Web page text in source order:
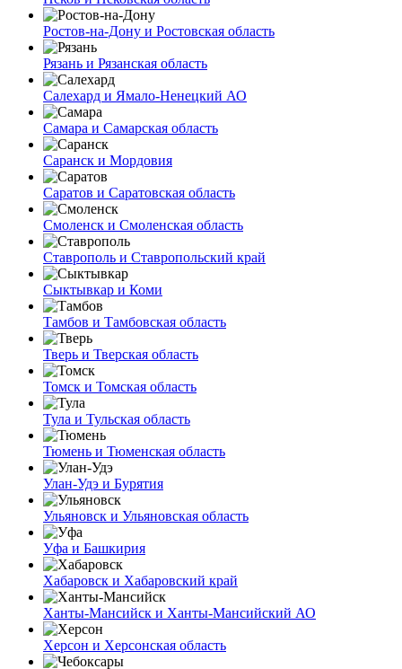
Ростов-на-Дону и Ростовская область
Рязань и Рязанская область
Салехард и Ямало-Ненецкий АО
Самара и Самарская область
Саранск и Мордовия
Саратов и Саратовская область
Смоленск и Смоленская область
Ставрополь и Ставропольский край
Сыктывкар и Коми
Тамбов и Тамбовская область
Тверь и Тверская область
Томск и Томская область
Тула и Тульская область
Тюмень и Тюменская область
Улан-Удэ и Бурятия
Ульяновск и Ульяновская область
Уфа и Башкирия
Хабаровск и Хабаровский край
Ханты-Мансийск и Ханты-Мансийский АО
Херсон и Херсонская область